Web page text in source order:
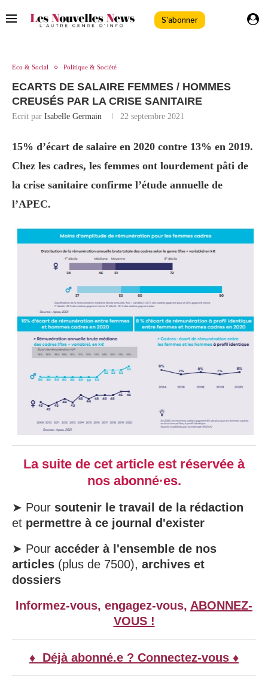
S'abonner
Eco & Social Politique & Société
ECARTS DE SALAIRE FEMMES / HOMMES
CREUSÉS PAR LA CRISE SANITAIRE
Ecrit par Isabelle Germain 22 septembre 2021
15% d’écart de salaire en 2020 contre 13% en 2019.
Chez les cadres, les femmes ont lourdement pâti de
la crise sanitaire confirme l’étude annuelle de
l’APEC.
La suite de cet article est réservée à
nos abonné·es.
➤ Pour soutenir le travail de la rédaction
et permettre à ce journal d'exister
➤ Pour accéder à l'ensemble de nos
articles (plus de 7500), archives et
dossiers
Informez-vous, engagez-vous, ABONNEZ-
VOUS !
♦ Déjà abonné.e ? Connectez-vous ♦